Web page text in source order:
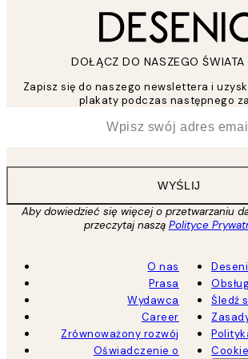
DOŁĄCZ DO NASZEGO ŚWIATA
Zapisz się do naszego newslettera i
plakaty podczas następnego
WYŚLIJ
Aby dowiedzieć się więcej o przetwarzaniu
przeczytaj naszą Polityce
O nas
Prasa
Wydawca
Career
Zrównoważony rozwój
Oświadczenie o
Śledź